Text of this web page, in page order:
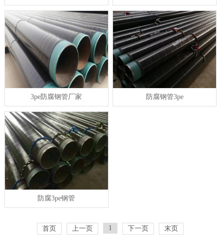
3pe防腐钢管厂家 防腐钢管3pe
防腐3pe钢管
首页 上一页 1 下一页 末页